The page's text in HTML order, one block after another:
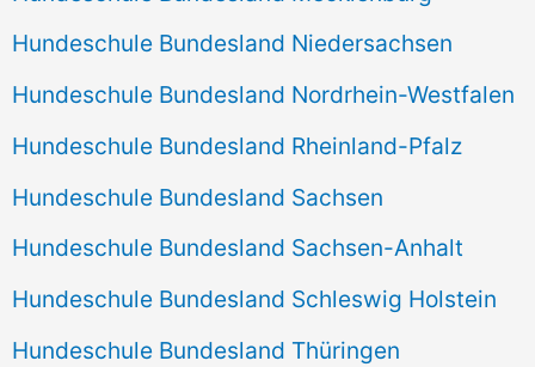
Hundeschule Bundesland Niedersachsen
Hundeschule Bundesland Nordrhein-Westfalen
Hundeschule Bundesland Rheinland-Pfalz
Hundeschule Bundesland Sachsen
Hundeschule Bundesland Sachsen-Anhalt
Hundeschule Bundesland Schleswig Holstein
Hundeschule Bundesland Thüringen